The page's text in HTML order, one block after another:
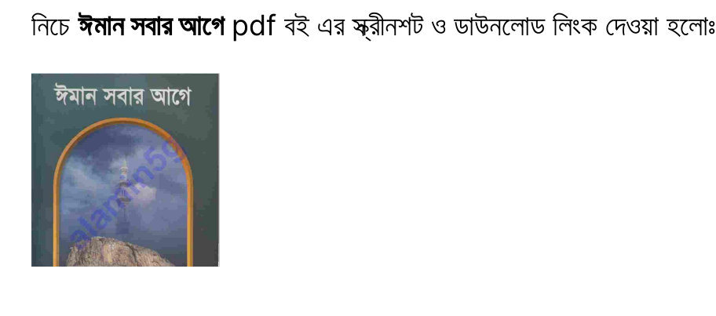
নিচে ঈমান সবার আগেpdf বই এর স্ক্রীনশট ও ডাউনলোড লিংক দেওয়া হলোঃ